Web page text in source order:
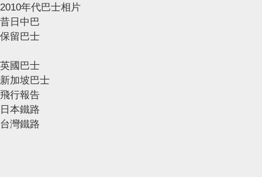
2010年代巴士相片
昔日中巴
保留巴士
英國巴士
新加坡巴士
飛行報告
日本鐵路
台灣鐵路